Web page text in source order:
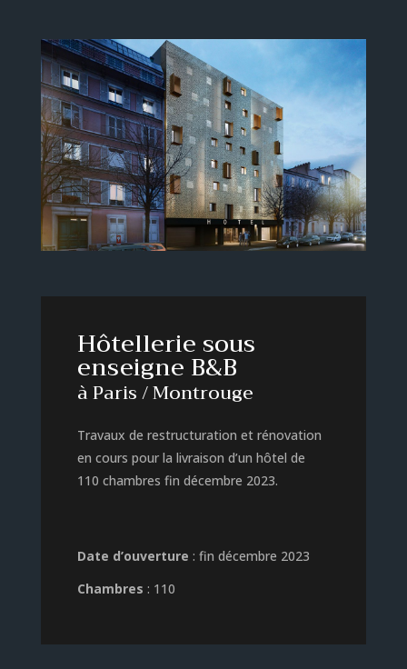
Hôtellerie sous
enseigne B&B
à Paris / Montrouge
Travaux de restructuration et rénovation
en cours pour la livraison d’un hôtel de
110 chambres fin décembre 2023.
Date d’ouverture : fin décembre 2023
Chambres : 110